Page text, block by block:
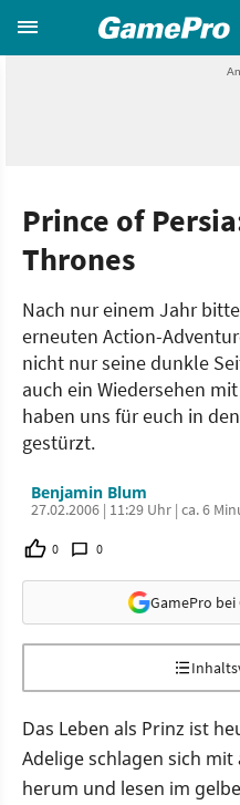
Prince of
Thrones
Nach nur einem Jahr
erneuten Action-
nicht nur seine dunkle
auch ein Wiedersehen
haben uns für euch in
gestürzt.
Benjamin Blum
27.02.2006 | 11:29 Uhr | ca. 6
0 0
GamePro
Das Leben als Prinz ist
Adelige schlagen sich
herum und lesen im